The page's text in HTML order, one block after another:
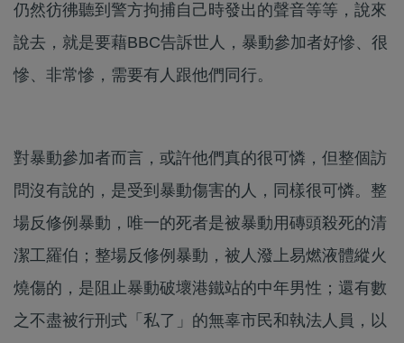
仍然彷彿聽到警方拘捕自己時發出的聲音等等，說來
說去，就是要藉BBC告訴世人，暴動參加者好慘、很
慘、非常慘，需要有人跟他們同行。
對暴動參加者而言，或許他們真的很可憐，但整個訪
問沒有說的，是受到暴動傷害的人，同樣很可憐。整
場反修例暴動，唯一的死者是被暴動用磚頭殺死的清
潔工羅伯；整場反修例暴動，被人潑上易燃液體縱火
燒傷的，是阻止暴動破壞港鐵站的中年男性；還有數
之不盡被行刑式「私了」的無辜市民和執法人員，以